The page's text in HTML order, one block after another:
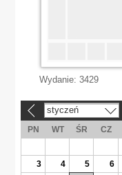
Wydanie: 3429
styczeń
PN WT ŚR CZ
3
4 5 6